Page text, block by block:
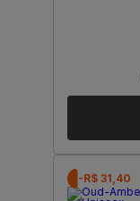
-R$ 31,40